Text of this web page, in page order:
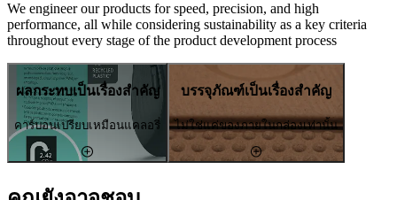
We engineer our products for speed, precision, and high
performance, all while considering sustainability as a key criteria
throughout every stage of the product development process
ผลกระทบเป็นเรื่องสำคัญ
คาร์บอนเปรียบเหมือนแคลอรี่
บรรจุภัณฑ์เป็นเรื่องสำคัญ
ไม่ใช่แค่ของภายในกล่องเท่านั้น